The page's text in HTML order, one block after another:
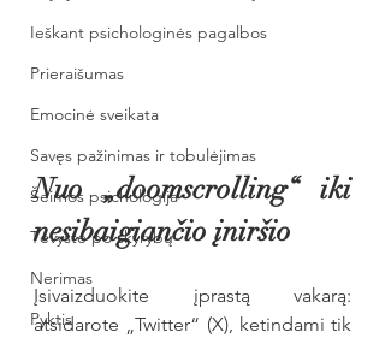
Ieškant psichologinės pagalbos
Prieraišumas
Emocinė sveikata
Savęs pažinimas ir tobulėjimas
Šeimos psichologija
Tėvystė po skyrybų
Nerimas
Pyktis
Nuo „doomscrolling“ iki
nesibaigiančio įniršio
Įsivaizduokite įprastą vakarą:
atsidarote „Twitter“ (X), ketindami tik